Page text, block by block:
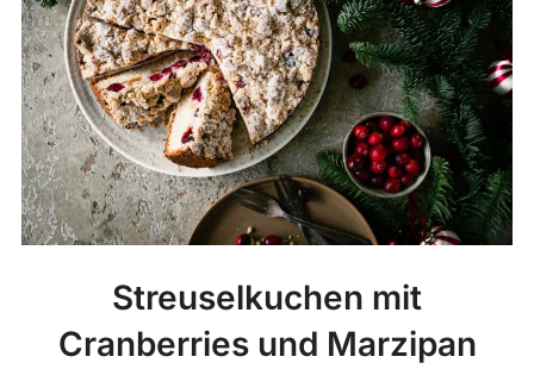
Streuselkuchen mit
Cranberries und Marzipan